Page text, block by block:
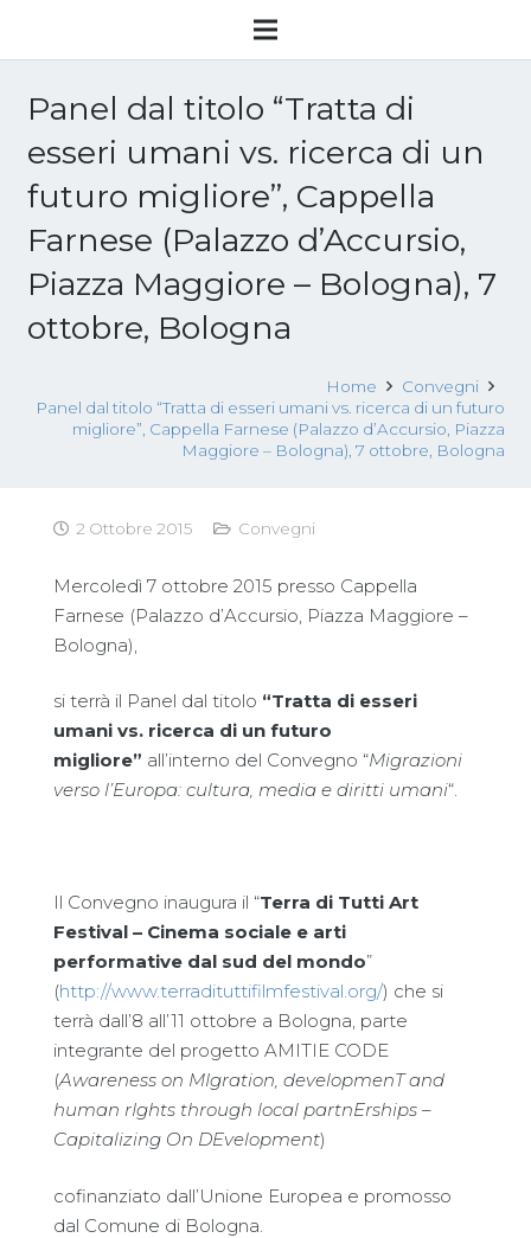
Panel dal titolo “Tratta di
esseri umani vs. ricerca di un
futuro migliore”, Cappella
Farnese (Palazzo d’Accursio,
Piazza Maggiore – Bologna), 7
ottobre, Bologna
Home
Convegni
Panel dal titolo “Tratta di esseri umani vs. ricerca di un futuro
migliore”, Cappella Farnese (Palazzo d’Accursio, Piazza
Maggiore – Bologna), 7 ottobre, Bologna
2 Ottobre 2015 Convegni
Mercoledì 7 ottobre 2015 presso Cappella
Farnese (Palazzo d’Accursio, Piazza Maggiore –
Bologna),
si terrà il Panel dal titolo “Tratta di esseri
umani vs. ricerca di un futuro
migliore” all’interno del Convegno “Migrazioni
verso l’Europa: cultura, media e diritti umani“.
Il Convegno inaugura il “Terra di Tutti Art
Festival – Cinema sociale e arti
performative dal sud del mondo”
(http://www.terradituttifilmfestival.org/) che si
terrà dall’8 all’11 ottobre a Bologna, parte
integrante del progetto AMITIE CODE
(Awareness on MIgration, developmenT and
human rIghts through local partnErships –
Capitalizing On DEvelopment)
cofinanziato dall’Unione Europea e promosso
dal Comune di Bologna.